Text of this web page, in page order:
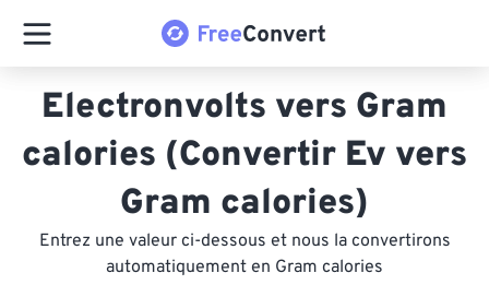
Electronvolts vers Gram
calories (Convertir Ev vers
Gram calories)
Entrez une valeur ci-dessous et nous la convertirons
automatiquement en Gram calories